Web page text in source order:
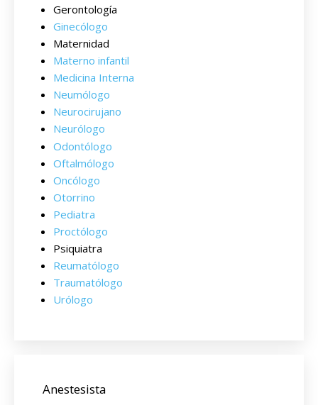
Gerontología
Ginecólogo
Maternidad
Materno infantil
Medicina Interna
Neumólogo
Neurocirujano
Neurólogo
Odontólogo
Oftalmólogo
Oncólogo
Otorrino
Pediatra
Proctólogo
Psiquiatra
Reumatólogo
Traumatólogo
Urólogo
Anestesista